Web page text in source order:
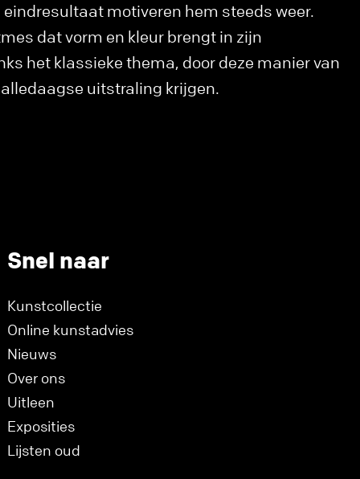
motiveren hem steeds weer.
dat vorm en kleur brengt in zijn
het klassieke thema, door deze manier van
uitstraling krijgen.
Snel naar
Kunstcollectie
Online kunstadvies
Nieuws
Over ons
Uitleen
Exposities
Lijsten oud